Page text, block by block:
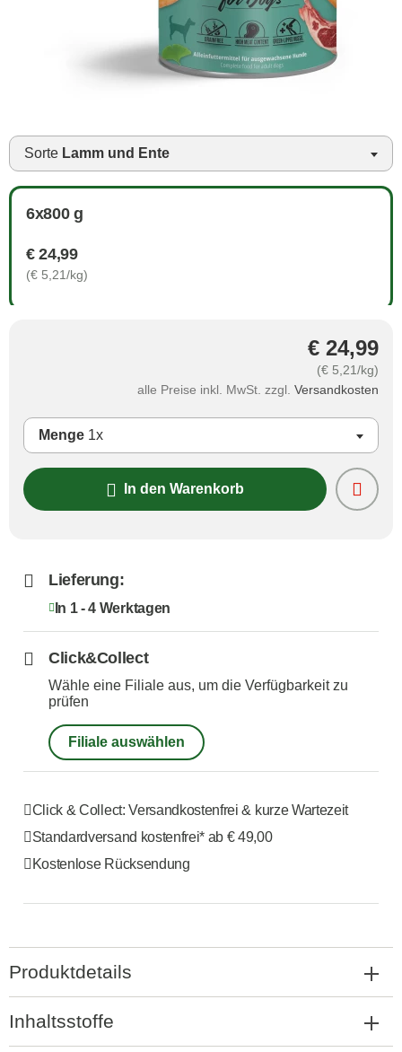
Sorte Lamm und Ente
6x800 g
€ 24,99
(€ 5,21/kg)
€ 24,99
(€ 5,21/kg)
alle Preise inkl. MwSt. zzgl. Versandkosten
Menge 1x
In den Warenkorb
Lieferung:
In 1 - 4 Werktagen
Click&Collect
Wähle eine Filiale aus, um die Verfügbarkeit zu
prüfen
Filiale auswählen
Click & Collect: Versandkostenfrei & kurze Wartezeit
Standardversand kostenfrei* ab € 49,00
Kostenlose Rücksendung
Produktdetails
Inhaltsstoffe